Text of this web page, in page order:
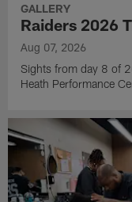
GALLERY
Raiders 2026
Aug 07, 2026
Sights from day 8 of
Heath Performance